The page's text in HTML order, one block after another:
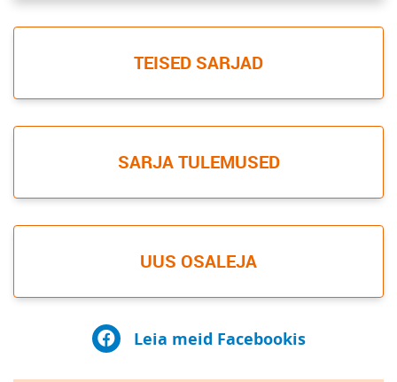
TEISED SARJAD
SARJA TULEMUSED
UUS OSALEJA
Leia meid Facebookis